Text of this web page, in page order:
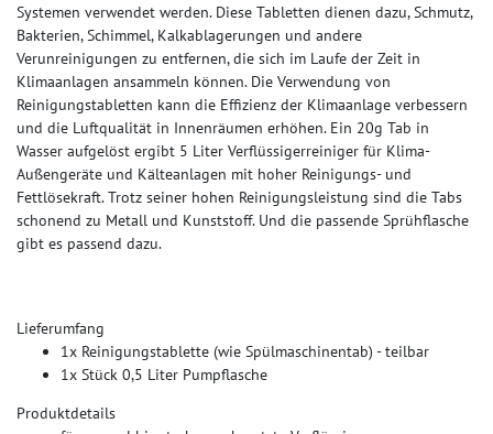
Systemen verwendet werden. Diese Tabletten dienen dazu, Schmutz,
Bakterien, Schimmel, Kalkablagerungen und andere
Verunreinigungen zu entfernen, die sich im Laufe der Zeit in
Klimaanlagen ansammeln können. Die Verwendung von
Reinigungstabletten kann die Effizienz der Klimaanlage verbessern
und die Luftqualität in Innenräumen erhöhen. Ein 20g Tab in
Wasser aufgelöst ergibt 5 Liter Verflüssigerreiniger für Klima-
Außengeräte und Kälteanlagen mit hoher Reinigungs- und
Fettlösekraft. Trotz seiner hohen Reinigungsleistung sind die Tabs
schonend zu Metall und Kunststoff. Und die passende Sprühflasche
gibt es passend dazu.
Lieferumfang
1x Reinigungstablette (wie Spülmaschinentab) - teilbar
1x Stück 0,5 Liter Pumpflasche
Produktdetails